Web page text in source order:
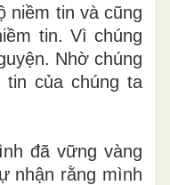
niềm tin và cũng
tin. Vì chúng
Nhờ chúng
tin của chúng ta
đã vững vàng
nhận rằng mình